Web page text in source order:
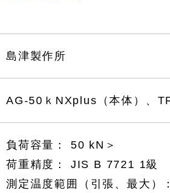
島津製作所
AG-50ｋNXplus（本体）、
負荷容量： 50 kN＞
荷重精度： JIS B 7721 1級
測定温度範囲（引張、最大